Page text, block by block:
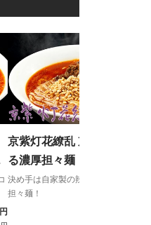
円
京紫灯花繚乱 京山椒薫
る濃厚担々麺
決め手は自家製の辣油。極上の
担々麺！